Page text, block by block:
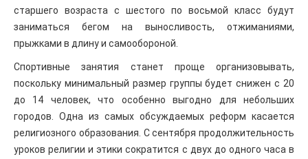
старшего возраста с шестого по восьмой класс будут
заниматься бегом на выносливость, отжиманиями,
прыжками в длину и самообороной.
Спортивные занятия станет проще организовывать,
поскольку минимальный размер группы будет снижен с 20
до 14 человек, что особенно выгодно для небольших
городов. Одна из самых обсуждаемых реформ касается
религиозного образования. С сентября продолжительность
уроков религии и этики сократится с двух до одного часа в